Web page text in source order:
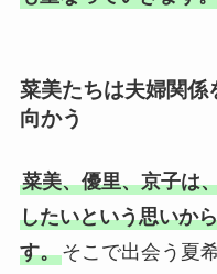
菜美たちは夫婦関係
向かう
菜美、優里、京子は
したいという思いか
す。そこで出会う夏